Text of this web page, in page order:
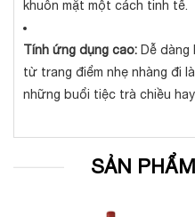
khuôn mặt một cách tinh tế.
Tính ứng dụng cao: Dễ
từ trang điểm nhẹ nhàng đi
những buổi tiệc trà chiều
SẢN